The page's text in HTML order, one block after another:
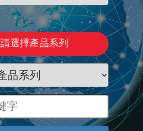
請選擇產品系列